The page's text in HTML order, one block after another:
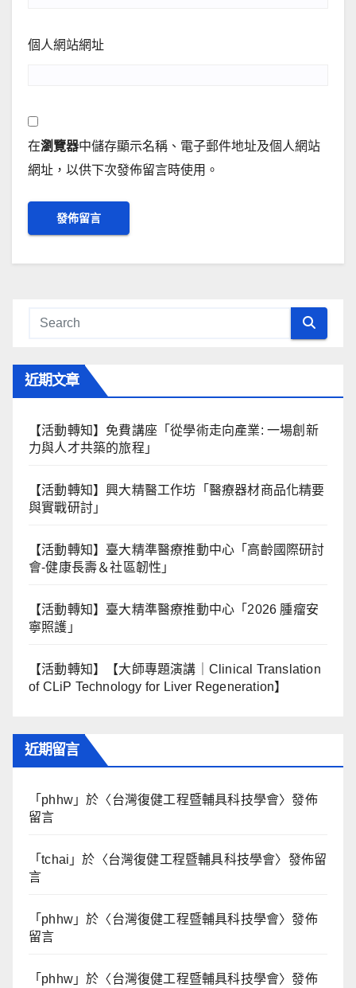
個人網站網址
在瀏覽器中儲存顯示名稱、電子郵件地址及個人網站
網址，以供下次發佈留言時使用。
近期文章
【活動轉知】免費講座「從學術走向產業: ⼀場創新
力與⼈才共築的旅程」
【活動轉知】興大精醫工作坊「醫療器材商品化精要
與實戰研討」
【活動轉知】臺大精準醫療推動中心「高齡國際研討
會-健康長壽＆社區韌性」
【活動轉知】臺大精準醫療推動中心「2026 腫瘤安
寧照護」
【活動轉知】【大師專題演講｜Clinical Translation
of CLiP Technology for Liver Regeneration】
近期留言
「 phhw 」於〈台灣復健工程暨輔具科技學會〉發佈
留言
「tchai 」於〈台灣復健工程暨輔具科技學會〉發佈留
言
「 phhw 」於〈台灣復健工程暨輔具科技學會〉發佈
留言
「 phhw 」於〈台灣復健工程暨輔具科技學會〉發佈